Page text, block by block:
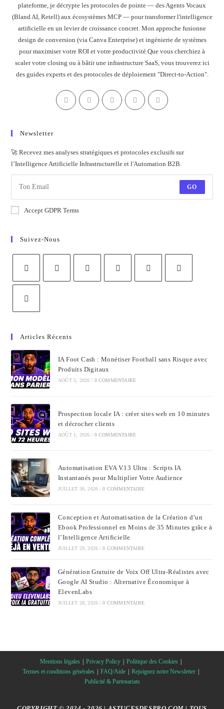
plateforme, je décrypte les protocoles de pointe — des Agents Vocaux
(Bland AI, Retell) aux écosystèmes MCP — pour transformer l'intelligence
artificielle en un levier de croissance concret. Mon approche fusionne
design de conversion (via Canva Enterprise) et ingénierie de systèmes
pour maximiser votre ROI et votre productivité.Que vous cherchiez à
scaler votre closing ou à bâtir une infrastructure SaaS, vous trouverez ici
des guides experts et des protocoles de déploiement "Direct-to-Action".
Newsletter
🚀 Recevez mes analyses stratégiques et protocoles exclusifs sur
l’Intelligence Artificielle Infrastructurelle et l'Automation B2B.
GO
Accept GDPR Terms
Suivez-Nous
Articles Récents
IA Foot Cash : Monétiser Football sans Risque avec
Produits Digitaux
AOÛT 5, 2026 / 0 COMMENTAIRE
Prospection locale IA : créer sites web en 10 minutes
et décrocher clients
AOÛT 1, 2026 / 0 COMMENTAIRE
Automatisation EVA V.13 Ultra : Scripts IA
Instantanés pour Multiplier Votre Audience
JUILLET 30, 2026 / 0 COMMENTAIRE
Conception et Automatisation de la Création d’un
Ebook Professionnel en Moins de 35 Minutes grâce à
l’Intelligence Artificielle
JUILLET 29, 2026 / 0 COMMENTAIRE
Génération Gratuite de Voix Off Ultra-Réalistes avec
Google AI Studio : Alternative Économique à
ElevenLabs
JUILLET 28, 2026 / 0 COMMENTAIRE
Mentions légales Privacy Policy
Politique des Cookies
Termes et conditions générales
FAQ/Aide
Rejoignez notre Newsletter
Publicité & Partenariats